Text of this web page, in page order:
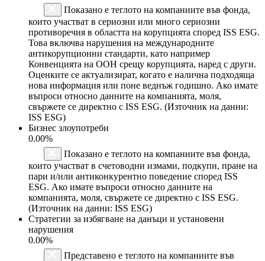
Показано е теглото на компаниите във фонда,
които участват в сериозни или много сериозни
противоречия в областта на корупцията според ISS ESG.
Това включва нарушения на международните
антикорупционни стандарти, като например
Конвенцията на ООН срещу корупцията, наред с други.
Оценките се актуализират, когато е налична подходяща
нова информация или поне веднъж годишно. Ако имате
въпроси относно данните на компанията, моля,
свържете се директно с ISS ESG. (Източник на данни:
ISS ESG)
Бизнес злоупотреби
0.00%
Показано е теглото на компаниите във фонда,
които участват в счетоводни измами, подкупи, пране на
пари и/или антиконкурентно поведение според ISS
ESG. Ако имате въпроси относно данните на
компанията, моля, свържете се директно с ISS ESG.
(Източник на данни: ISS ESG)
Стратегии за избягване на данъци и установени
нарушения
0.00%
Представено е теглото на компаниите във